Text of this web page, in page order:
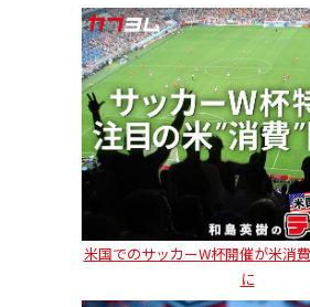
米国でのサッカーW杯開催が米消
に